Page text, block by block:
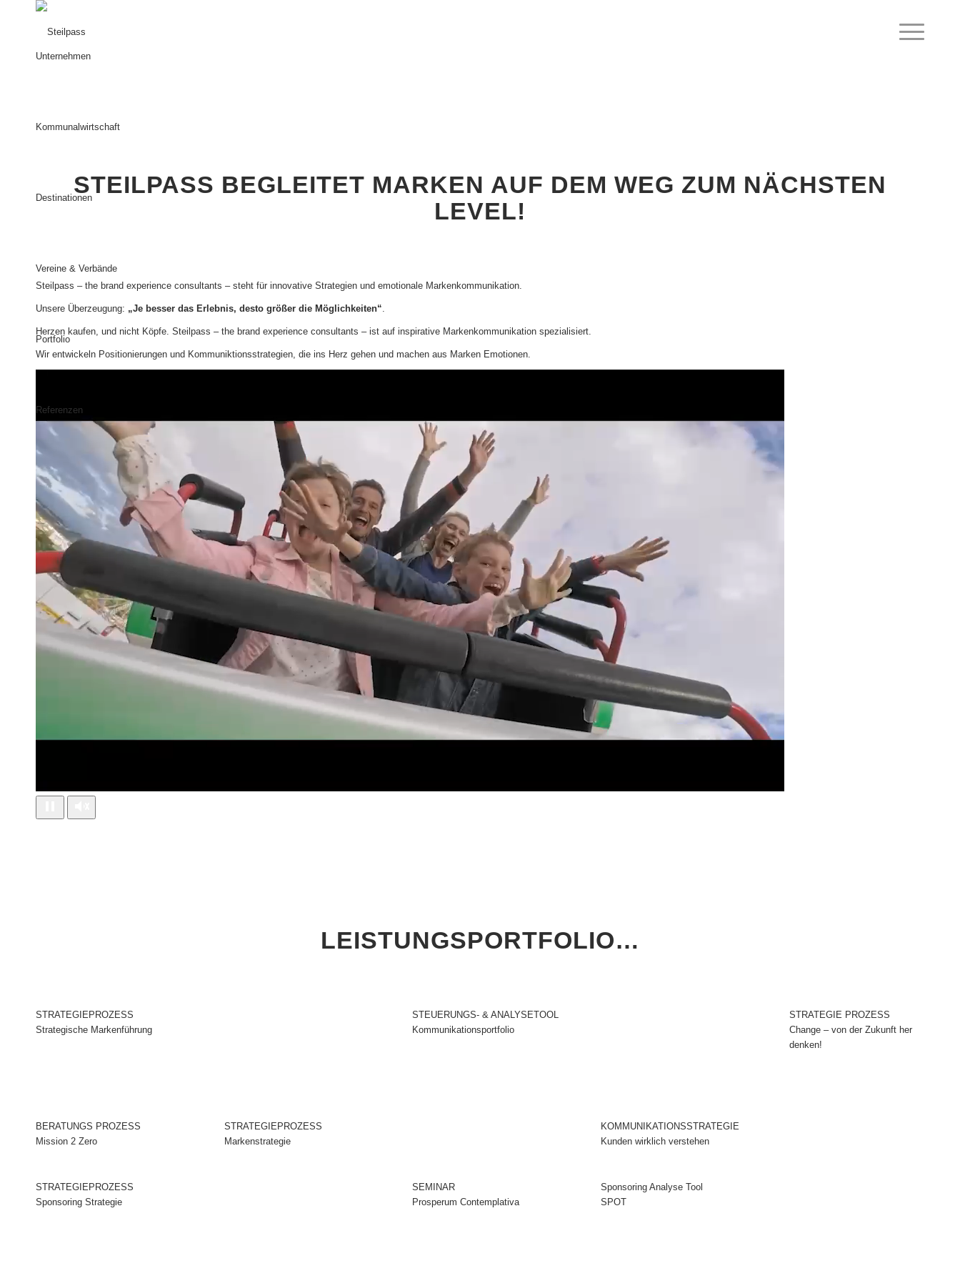
Unternehmen
Kommunalwirtschaft
Destinationen
Vereine & Verbände
Portfolio
Referenzen
STEILPASS BEGLEITET MARKEN AUF DEM WEG ZUM NÄCHSTEN
LEVEL!
Steilpass – the brand experience consultants – steht für innovative Strategien und emotionale Markenkommunikation.
Unsere Überzeugung: „Je besser das Erlebnis, desto größer die Möglichkeiten“.
Herzen kaufen, und nicht Köpfe. Steilpass – the brand experience consultants – ist auf inspirative Markenkommunikation spezialisiert.
Wir entwickeln Positionierungen und Kommuniktionsstrategien, die ins Herz gehen und machen aus Marken Emotionen.
LEISTUNGSPORTFOLIO…
STRATEGIEPROZESS
Strategische Markenführung
STEUERUNGS- & ANALYSETOOL
Kommunikationsportfolio
STRATEGIE PROZESS
Change – von der Zukunft her
denken!
BERATUNGS PROZESS
Mission 2 Zero
STRATEGIEPROZESS
Markenstrategie
KOMMUNIKATIONSSTRATEGIE
Kunden wirklich verstehen
STRATEGIEPROZESS
Sponsoring Strategie
SEMINAR
Prosperum Contemplativa
Sponsoring Analyse Tool
SPOT